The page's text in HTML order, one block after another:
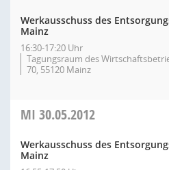
Werkausschuss des
Mainz
16:30-17:20 Uhr
Tagungsraum des
70, 55120 Mainz
MI 30.05.2012
Werkausschuss des
Mainz